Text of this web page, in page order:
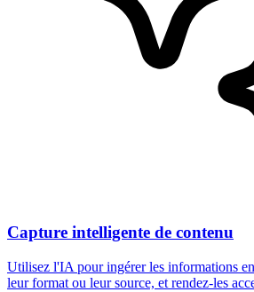
Capture intelligente de contenu
Utilisez l'IA pour ingérer les informations
leur format ou leur source, et rendez-les